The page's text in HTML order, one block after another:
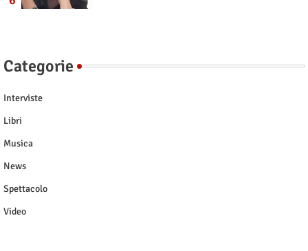
Categorie
Interviste
Libri
Musica
News
Spettacolo
Video